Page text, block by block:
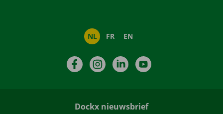
NL FR EN
FacebookInstagramLinkedIn
Dockx nieuwsbrief